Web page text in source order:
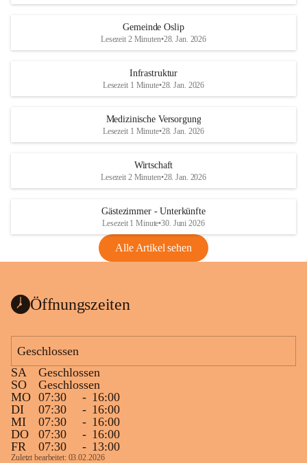
Gemeinde Oslip
Lesezeit 2 Minuten•28. Jan. 2026
Infrastruktur
Lesezeit 1 Minute•28. Jan. 2026
Medizinische Versorgung
Lesezeit 1 Minute•28. Jan. 2026
Wirtschaft
Lesezeit 2 Minuten•28. Jan. 2026
Gästezimmer - Unterkünfte
Lesezeit 1 Minute•30. Juni 2026
Alle Artikel sehen
Öffnungszeiten
Geschlossen
SA
Geschlossen
SO
Geschlossen
MO 07:30 - 16:00
DI
07:30 - 16:00
MI
07:30 - 16:00
DO
07:30 - 16:00
FR
07:30 - 13:00
Zuletzt bearbeitet: 03.02.2026